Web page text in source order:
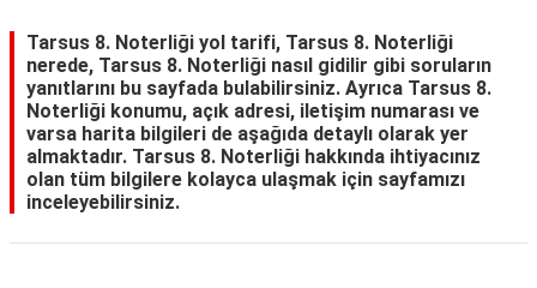
Tarsus 8. Noterliği yol tarifi, Tarsus 8. Noterliği
nerede, Tarsus 8. Noterliği nasıl gidilir gibi soruların
yanıtlarını bu sayfada bulabilirsiniz. Ayrıca Tarsus 8.
Noterliği konumu, açık adresi, iletişim numarası ve
varsa harita bilgileri de aşağıda detaylı olarak yer
almaktadır. Tarsus 8. Noterliği hakkında ihtiyacınız
olan tüm bilgilere kolayca ulaşmak için sayfamızı
inceleyebilirsiniz.